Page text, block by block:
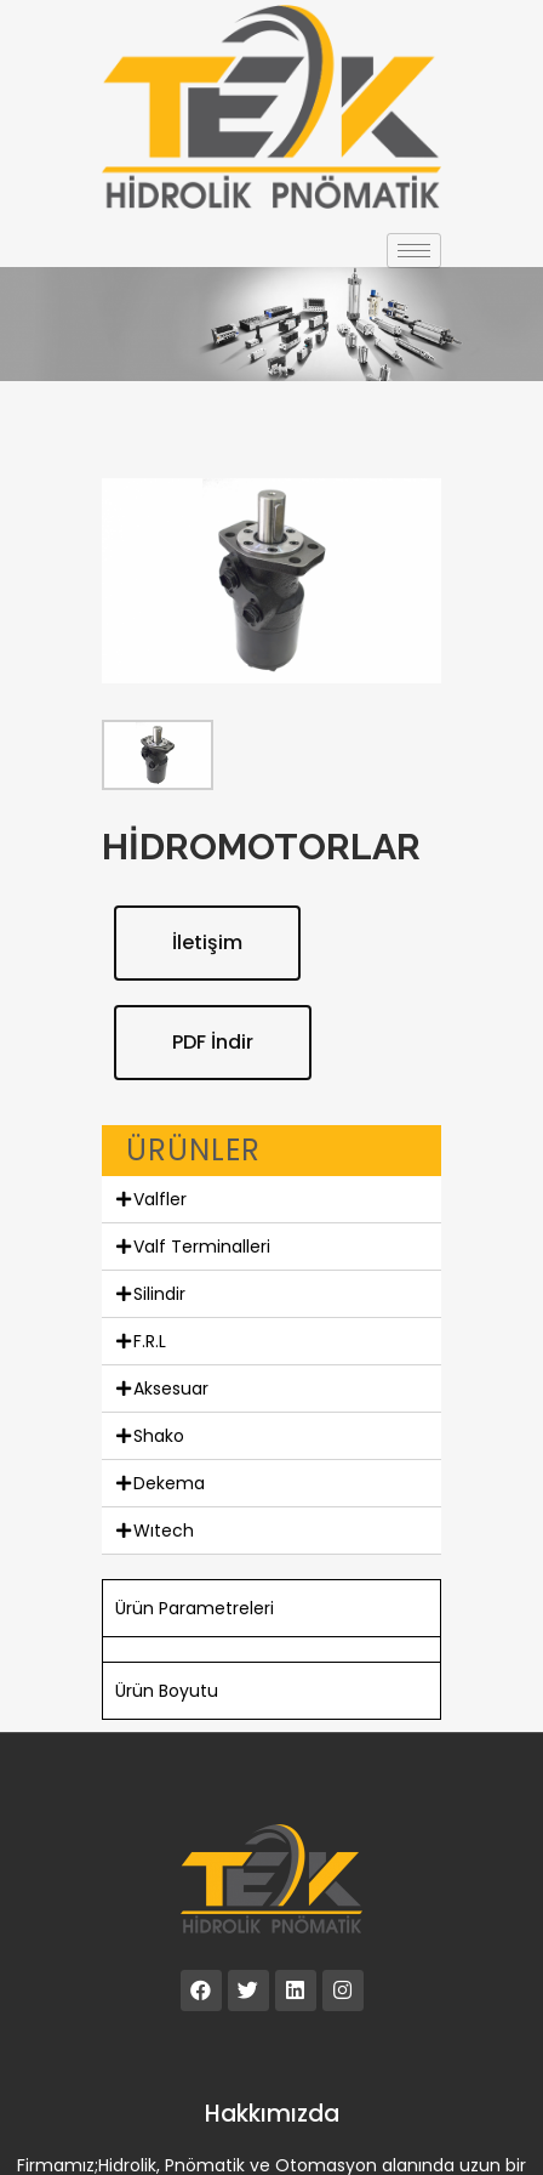
HİDROMOTORLAR
İletişim
PDF İndir
ÜRÜNLER
Valfler
Valf Terminalleri
Silindir
F.R.L
Aksesuar
Shako
Dekema
Wıtech
Ürün Parametreleri
Ürün Boyutu
Hakkımızda
Firmamız;Hidrolik, Pnömatik ve Otomasyon alanında uzun bir